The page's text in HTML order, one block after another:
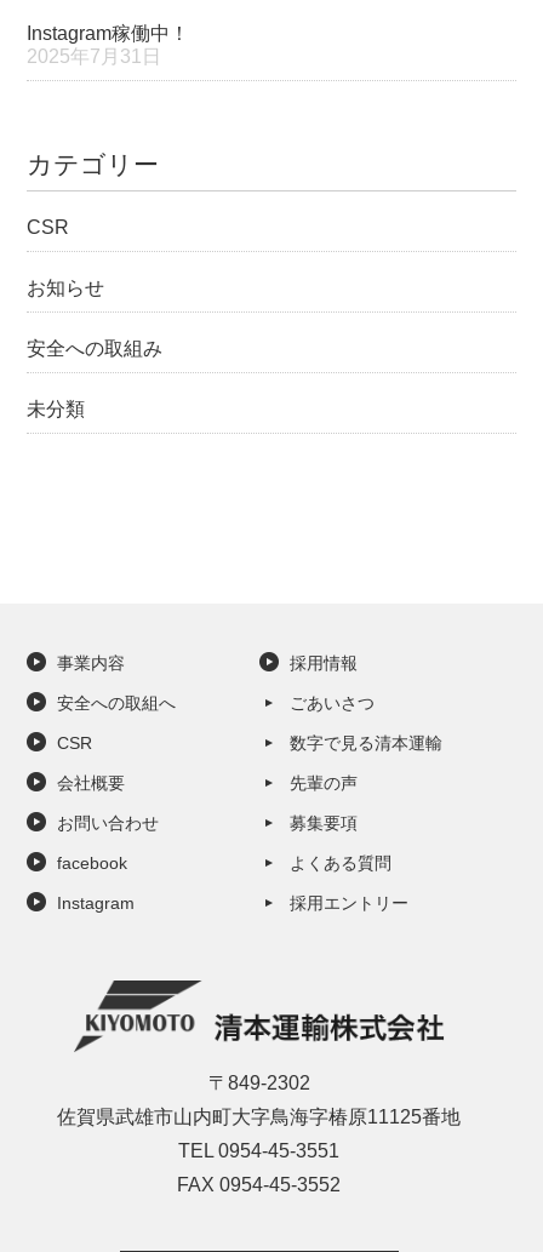
Instagram稼働中！
2025年7月31日
カテゴリー
CSR
お知らせ
安全への取組み
未分類
事業内容
安全への取組へ
CSR
会社概要
お問い合わせ
facebook
Instagram
採用情報
ごあいさつ
数字で見る清本運輸
先輩の声
募集要項
よくある質問
採用エントリー
〒849-2302
佐賀県武雄市山内町大字鳥海字椿原11125番地
TEL 0954-45-3551
FAX 0954-45-3552